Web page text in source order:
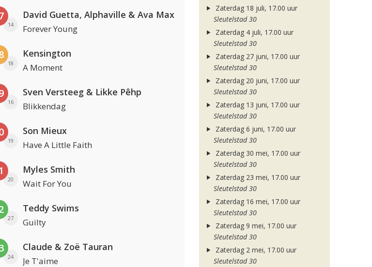
14
David Guetta, Alphaville & Ava Max
Forever Young
18
Kensington
A Moment
16
Sven Versteeg & Likke Pêhp
Blikkendag
19
Son Mieux
Have A Little Faith
20
Myles Smith
Wait For You
27
Teddy Swims
Guilty
24
Claude & Zoë Tauran
Je T'aime
Zaterdag 18 juli, 17.00 uur
Sleutelstad 30
Zaterdag 4 juli, 17.00 uur
Sleutelstad 30
Zaterdag 27 juni, 17.00 uur
Sleutelstad 30
Zaterdag 20 juni, 17.00 uur
Sleutelstad 30
Zaterdag 13 juni, 17.00 uur
Sleutelstad 30
Zaterdag 6 juni, 17.00 uur
Sleutelstad 30
Zaterdag 30 mei, 17.00 uur
Sleutelstad 30
Zaterdag 23 mei, 17.00 uur
Sleutelstad 30
Zaterdag 16 mei, 17.00 uur
Sleutelstad 30
Zaterdag 9 mei, 17.00 uur
Sleutelstad 30
Zaterdag 2 mei, 17.00 uur
Sleutelstad 30